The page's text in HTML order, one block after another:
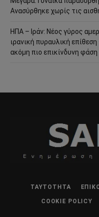
Ανασύρθηκε χωρίς τις
ΗΠΑ – Ιράν: Νέος γύρος
ιρανική πυραυλική
ακόμη πιο επικίνδυνη φάση
ΤΑΥΤΌΤΗΤΑ
COOKIE POLICY